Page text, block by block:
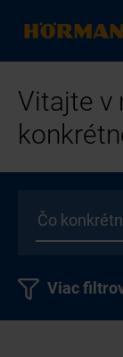
Vitajte v
Viac